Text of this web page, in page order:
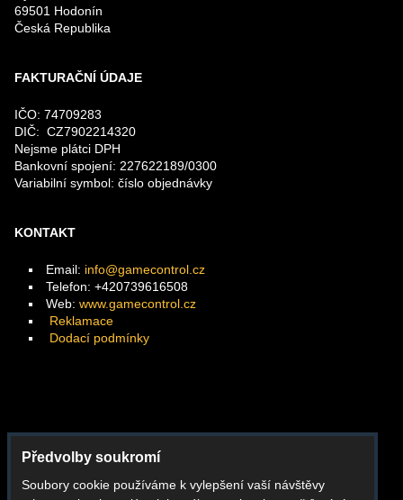
69501 Hodonín
Česká Republika
FAKTURAČNÍ ÚDAJE
IČO: 74709283
DIČ: CZ7902214320
Nejsme plátci DPH
Bankovní spojení: 227622189/0300
Variabilní symbol: číslo objednávky
KONTAKT
Email: info@gamecontrol.cz
Telefon: +420739616508
Web: www.gamecontrol.cz
Reklamace
Dodací podmínky
Instagram
Youtube
Předvolby soukromí
Soubory cookie používáme k vylepšení vaší návštěvy